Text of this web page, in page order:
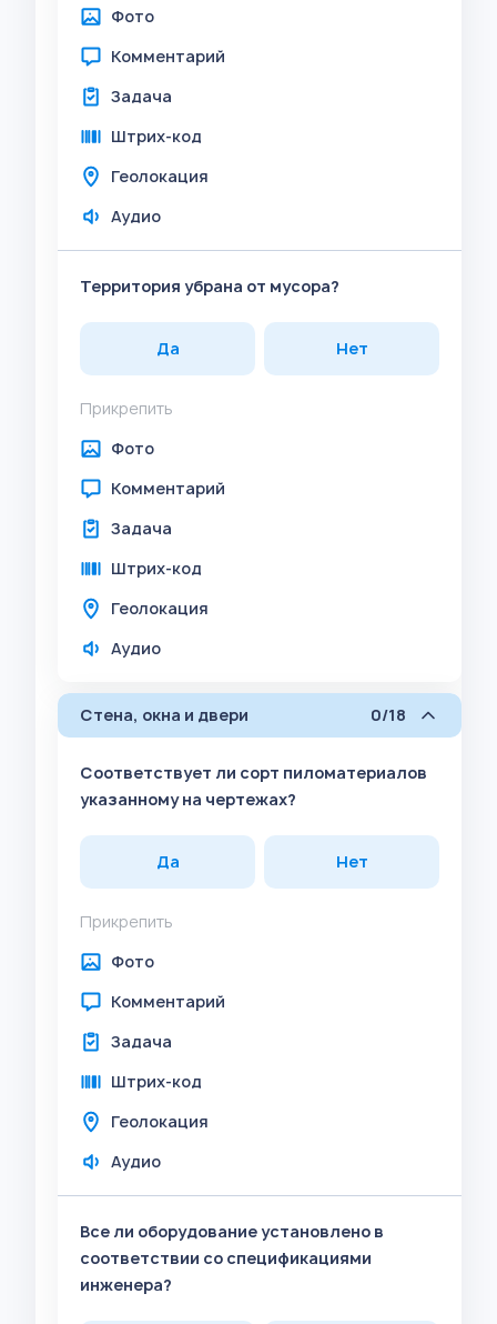
Фото
Комментарий
Задача
Штрих-код
Геолокация
Аудио
Территория убрана от мусора?
Да Нет
Прикрепить
Фото
Комментарий
Задача
Штрих-код
Геолокация
Аудио
Стена, окна и двери 0/18
Соответствует ли сорт пиломатериалов
указанному на чертежах?
Да Нет
Прикрепить
Фото
Комментарий
Задача
Штрих-код
Геолокация
Аудио
Все ли оборудование установлено в
соответствии со спецификациями
инженера?